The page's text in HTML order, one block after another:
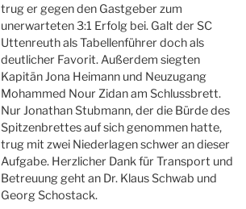
trug er gegen den Gastgeber zum
unerwarteten 3:1 Erfolg bei. Galt der SC
Uttenreuth als Tabellenführer doch als
deutlicher Favorit. Außerdem siegten
Kapitän Jona Heimann und Neuzugang
Mohammed Nour Zidan am Schlussbrett.
Nur Jonathan Stubmann, der die Bürde des
Spitzenbrettes auf sich genommen hatte,
trug mit zwei Niederlagen schwer an dieser
Aufgabe. Herzlicher Dank für Transport und
Betreuung geht an Dr. Klaus Schwab und
Georg Schostack.